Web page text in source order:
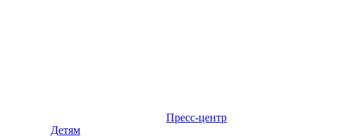
Детям
Пресс-центр